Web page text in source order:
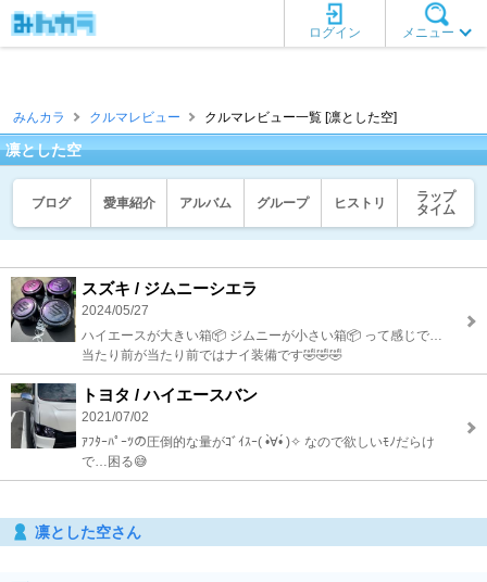
メニュー
ログイン
みんカラ クルマレビュー クルマレビュー一覧 [凛とした空]
凛とした空
ブログ 愛車紹介 アルバム グループ ヒストリ
ラップ
タイム
スズキ / ジムニーシエラ
2024/05/27
ハイエースが大きい箱📦 ジムニーが小さい箱📦 って感じで…
当たり前が当たり前ではナイ装備です🤣🤣🤣
トヨタ / ハイエースバン
2021/07/02
ｱﾌﾀｰﾊﾟｰﾂの圧倒的な量がｺﾞｲｽｰ( •̀∀•́ )✧ なので欲しいﾓﾉだらけ
で…困る😅
凛とした空さん